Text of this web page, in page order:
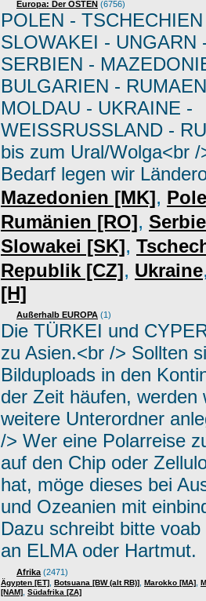
Europa: Der OSTEN (6756)
POLEN -
SLOWAKEI - UNGARN
SERBIEN -
BULGARIEN -
MOLDAU - UKRAINE -
WEISSRUSSLAND -
bis zum Ural/Wolga<br /
Bedarf legen wir
Mazedonien [MK],
Rumänien [RO],
Slowakei [SK],
Republik [CZ], Ukraine
[H]
Außerhalb EUROPA (1)
Die TÜRKEI und
zu Asien.<br /> Sollten
Bilduploads in den
der Zeit häufen, werden
weitere Unterordner
/> Wer eine Polarreise
auf den Chip oder
hat, möge dieses bei
und Ozeanien mit
Dazu schreibt bitte
an ELMA oder Hartmut.
Afrika (2471)
Ägypten [ET] Botsuana [BW (alt RB)] Marokko [MA]
[NAM] Südafrika [ZA]